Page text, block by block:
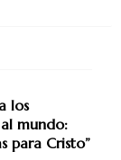
los
mundo:
para Cristo”